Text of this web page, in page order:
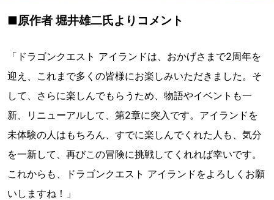
■原作者 堀井雄二氏よりコメント
「ドラゴンクエスト アイランドは、おかげさまで2周年を
迎え、これまで多くの皆様にお楽しみいただきました。そ
して、さらに楽しんでもらうため、物語やイベントも一
新、リニューアルして、第2章に突入です。アイランドを
未体験の人はもちろん、すでに楽しんでくれた人も、気分
を一新して、再びこの冒険に挑戦してくれれば幸いです。
これからも、ドラゴンクエスト アイランドをよろしくお願
いしますね！」